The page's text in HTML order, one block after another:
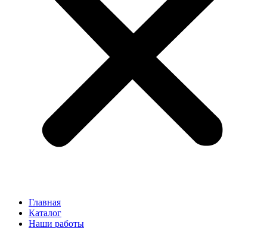
Главная
Каталог
Наши работы